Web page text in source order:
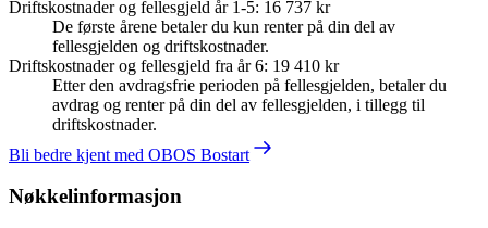
Driftskostnader og fellesgjeld år 1-5: 16 737 kr
De første årene betaler du kun renter på din del av
fellesgjelden og driftskostnader.
Driftskostnader og fellesgjeld fra år 6: 19 410 kr
Etter den avdragsfrie perioden på fellesgjelden, betaler du
avdrag og renter på din del av fellesgjelden, i tillegg til
driftskostnader.
Bli bedre kjent med OBOS Bostart
Nøkkelinformasjon